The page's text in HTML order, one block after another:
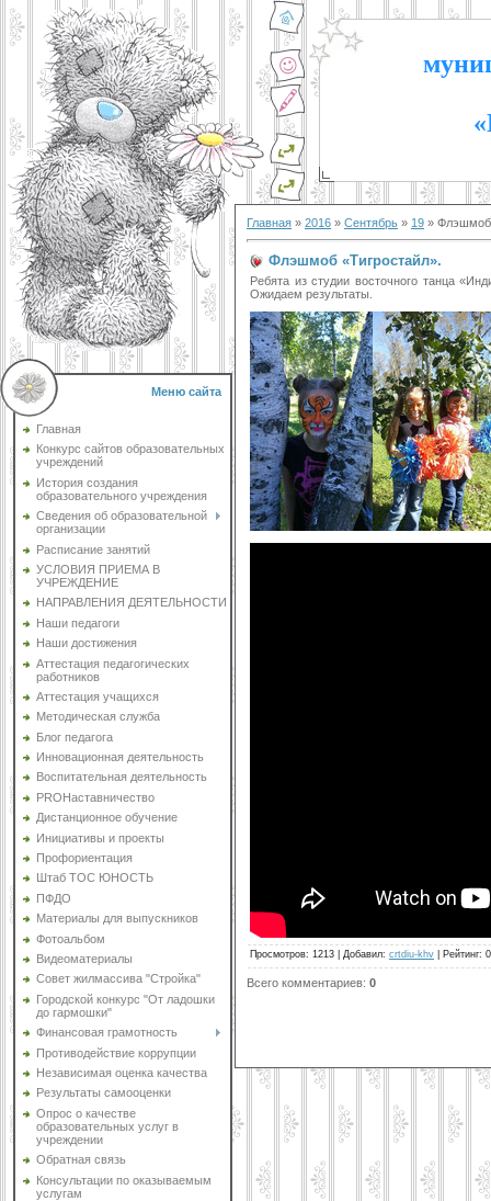
Меню сайта
Главная
Конкурс сайтов образовательных
учреждений
История создания
образовательного учреждения
Сведения об образовательной
организации
Расписание занятий
УСЛОВИЯ ПРИЕМА В
УЧРЕЖДЕНИЕ
НАПРАВЛЕНИЯ ДЕЯТЕЛЬНОСТИ
Наши педагоги
Наши достижения
Аттестация педагогических
работников
Аттестация учащихся
Методическая служба
Блог педагога
Инновационная деятельность
Воспитательная деятельность
PROНаставничество
Дистанционное обучение
Инициативы и проекты
Профориентация
Штаб ТОС ЮНОСТЬ
ПФДО
Материалы для выпускников
Фотоальбом
Видеоматериалы
Совет жилмассива "Стройка"
Городской конкурс "От ладошки
до гармошки"
Финансовая грамотность
Противодействие коррупции
Независимая оценка качества
Результаты самооценки
Опрос о качестве
образовательных услуг в
учреждении
Обратная связь
Консультации по оказываемым
услугам
Главная » 2016 » Сентябрь » 19 » Флэшмоб
Флэшмоб «Тигростайл».
Ребята из студии восточного танца
Ожидаем результаты.
Просмотров: 1213 Добавил: crtdiu-khv Рейтинг:
Всего комментариев: 0